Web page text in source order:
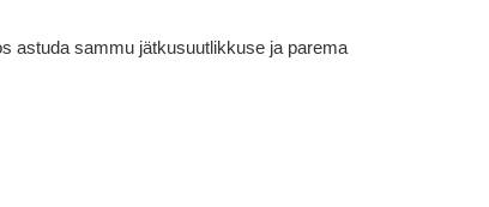
astuda sammu jätkusuutlikkuse ja parema